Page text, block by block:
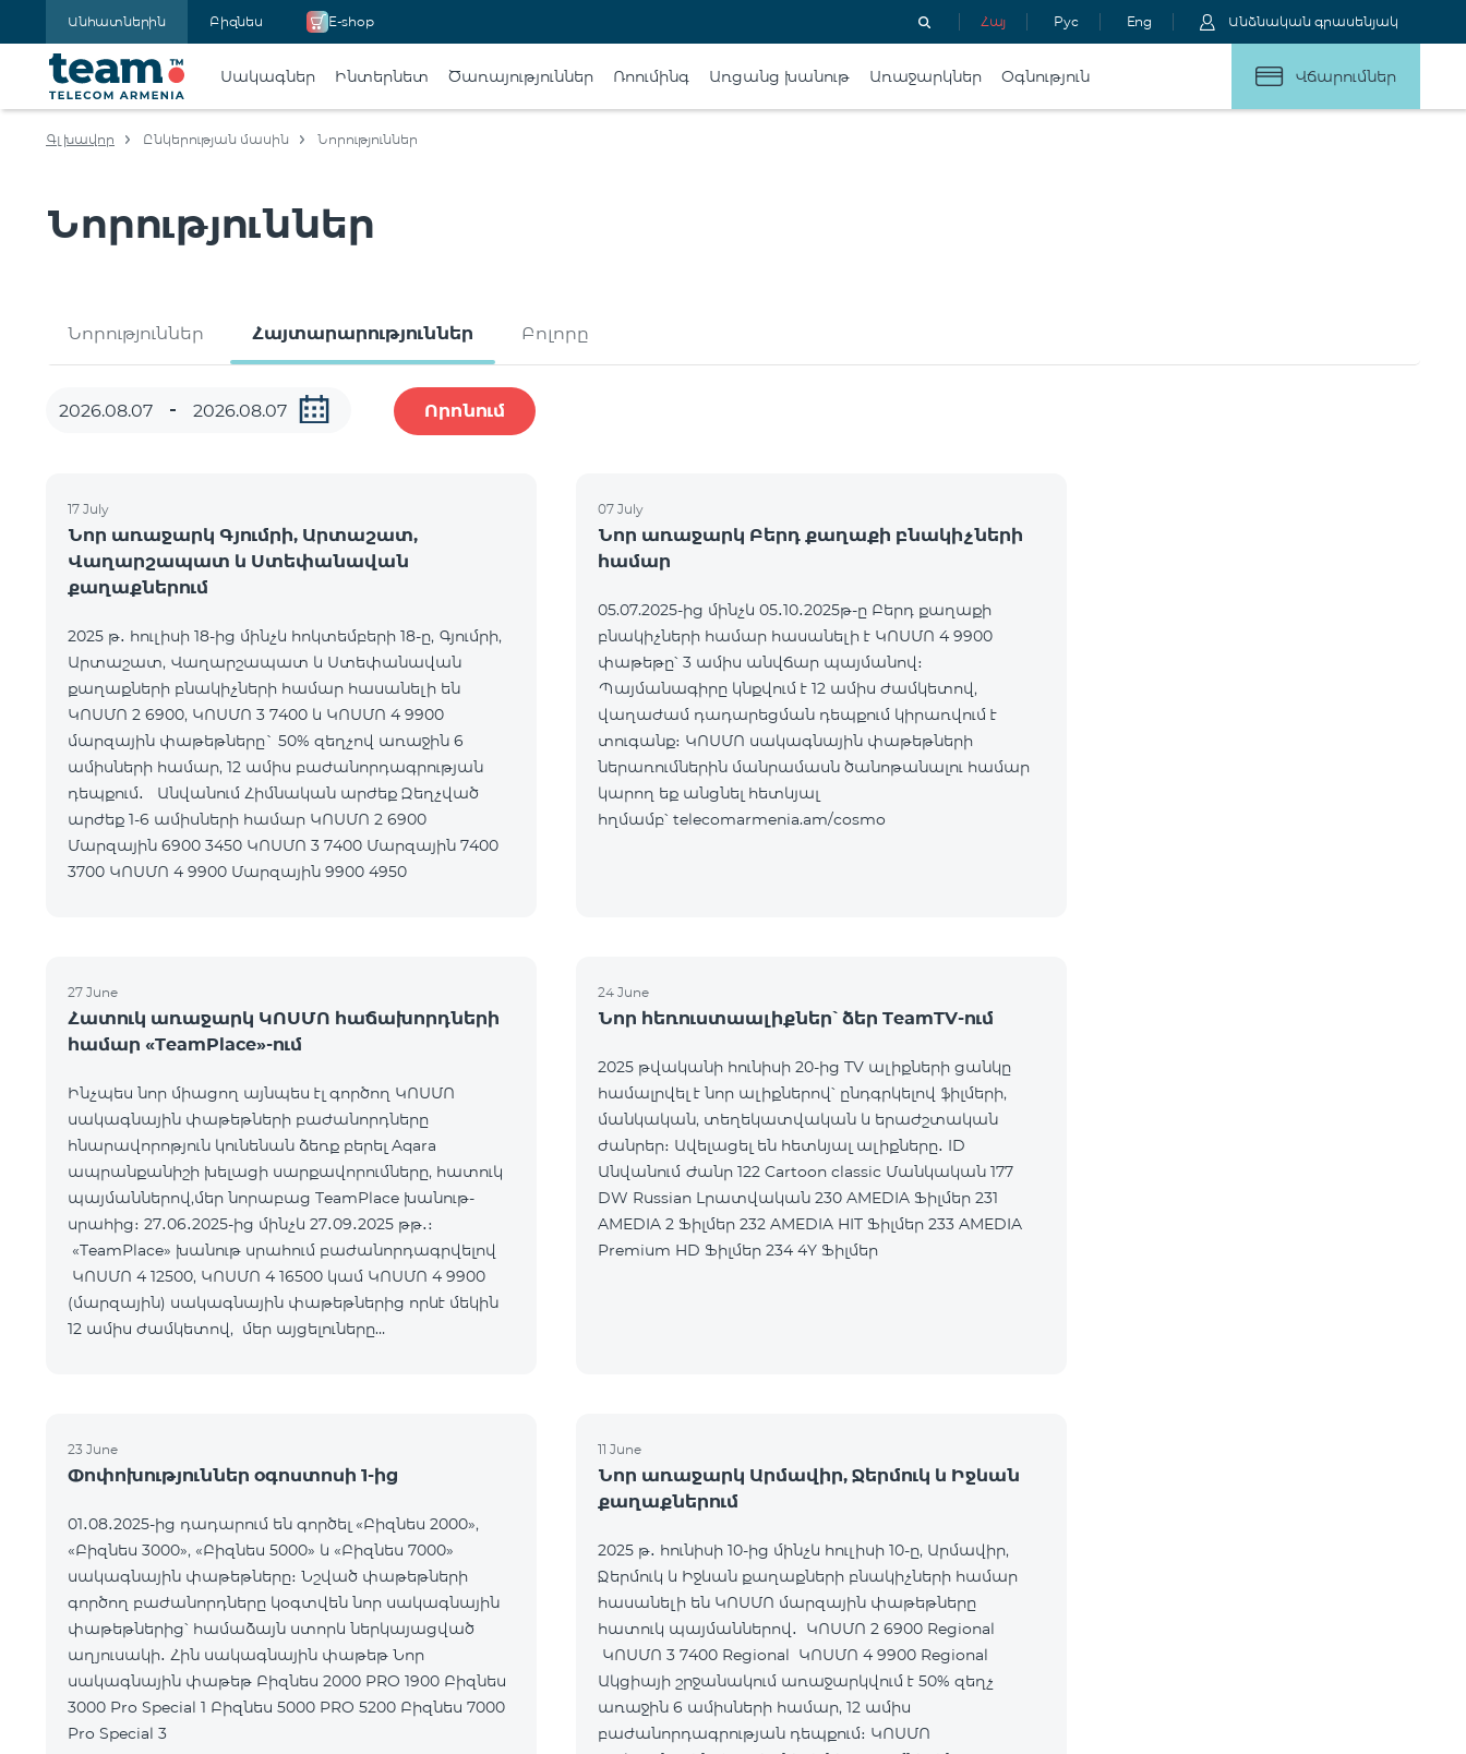
Անհատներին Բիզնես E-shop Հայ Рус Eng Անձնական գրասենյակ
Սակագներ Ինտերնետ Ծառայություններ Ռոումինգ Առցանց խանութ Առաջարկներ Օգնություն Վճարումներ
Գլխավոր Ընկերության մասին Նորություններ
Նորություններ
Նորություններ Հայտարարություններ Բոլորը
Որոնում
17 July
Նոր առաջարկ Գյումրի, Արտաշատ,
Վաղարշապատ և Ստեփանավան
քաղաքներում
2025 թ․ հուլիսի 18-ից մինչև հոկտեմբերի 18-ը, Գյումրի,
Արտաշատ, Վաղարշապատ և Ստեփանավան
քաղաքների բնակիչների համար հասանելի են
ԿՈՍՄՈ 2 6900, ԿՈՍՄՈ 3 7400 և ԿՈՍՄՈ 4 9900
մարզային փաթեթները` 50% զեղչով առաջին 6
ամիսների համար, 12 ամիս բաժանորդագրության
դեպքում․ Անվանում Հիմնական արժեք Զեղչված
արժեք 1-6 ամիսների համար ԿՈՍՄՈ 2 6900
Մարզային 6900 3450 ԿՈՍՄՈ 3 7400 Մարզային 7400
3700 ԿՈՍՄՈ 4 9900 Մարզային 9900 4950
07 July
Նոր առաջարկ Բերդ քաղաքի բնակիչների
համար
05.07.2025-ից մինչև 05․10․2025թ-ը Բերդ քաղաքի
բնակիչների համար հասանելի է ԿՈՍՄՈ 4 9900
փաթեթը՝ 3 ամիս անվճար պայմանով։
Պայմանագիրը կնքվում է 12 ամիս ժամկետով,
վաղաժամ դադարեցման դեպքում կիրառվում է
տուգանք։ ԿՈՍՄՈ սակագնային փաթեթների
ներառումներին մանրամասն ծանոթանալու համար
կարող եք անցնել հետևյալ
հղմամբ՝ telecomarmenia.am/cosmo
27 June
Հատուկ առաջարկ ԿՈՍՄՈ հաճախորդների
համար «TeamPlace»-ում
Ինչպես նոր միացող այնպես էլ գործող ԿՈՍՄՈ
սակագնային փաթեթների բաժանորդները
հնարավորոթյուն կունենան ձեռք բերել Aqara
ապրանքանիշի խելացի սարքավորումները, հատուկ
պայմաններով,մեր նորաբաց TeamPlace խանութ-
սրահից։ 27․06․2025-ից մինչև 27․09․2025 թթ․։
«TeamPlace» խանութ սրահում բաժանորդագրվելով
ԿՈՍՄՈ 4 12500, ԿՈՍՄՈ 4 16500 կամ ԿՈՍՄՈ 4 9900
(մարզային) սակագնային փաթեթներից որևէ մեկին
12 ամիս ժամկետով, մեր այցելուները
24 June
Նոր հեռուստաալիքներ՝ ձեր TeamTV-ում
2025 թվականի հունիսի 20-ից TV ալիքների ցանկը
համալրվել է նոր ալիքներով՝ ընդգրկելով ֆիլմերի,
մանկական, տեղեկատվական և երաժշտական
ժանրեր։ Ավելացել են հետևյալ ալիքները․ ID
Անվանում Ժանր 122 Cartoon classic Մանկական 177
DW Russian Լրատվական 230 AMEDIA Ֆիլմեր 231
AMEDIA 2 Ֆիլմեր 232 AMEDIA HIT Ֆիլմեր 233 AMEDIA
Premium HD Ֆիլմեր 234 4Y Ֆիլմեր
23 June
Փոփոխություններ օգոստոսի 1-ից
01․08․2025-ից դադարում են գործել «Բիզնես 2000»,
«Բիզնես 3000», «Բիզնես 5000» և «Բիզնես 7000»
սակագնային փաթեթները։ Նշված փաթեթների
գործող բաժանորդները կօգտվեն նոր սակագնային
փաթեթներից՝ համաձայն ստորև ներկայացված
աղյուսակի․ Հին սակագնային փաթեթ Նոր
սակագնային փաթեթ Բիզնես 2000 PRO 1900 Բիզնես
3000 Pro Special 1 Բիզնես 5000 PRO 5200 Բիզնես 7000
Pro Special 3
11 June
Նոր առաջարկ Արմավիր, Ջերմուկ և Իջևան
քաղաքներում
2025 թ․ հունիսի 10-ից մինչև հուլիսի 10-ը, Արմավիր,
Ջերմուկ և Իջևան քաղաքների բնակիչների համար
հասանելի են ԿՈՍՄՈ մարզային փաթեթները
հատուկ պայմաններով․ ԿՈՍՄՈ 2 6900 Regional
ԿՈՍՄՈ 3 7400 Regional ԿՈՍՄՈ 4 9900 Regional
Ակցիայի շրջանակում առաջարկվում է 50% զեղչ
առաջին 6 ամիսների համար, 12 ամիս
բաժանորդագրության դեպքում։ ԿՈՍՄՈ